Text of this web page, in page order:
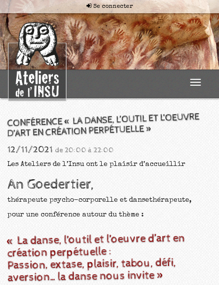
Se connecter
Toggle
CONFÉRENCE « LA DANSE, L’OUTIL ET L’OEUVRE
D’ART EN CRÉATION PERPÉTUELLE »
12/11/2021 de 20:00 à 22:00
Les Ateliers de l’Insu ont le plaisir d’accueillir
An Goedertier,
thérapeute psycho-corporelle et dansethérapeute,
pour une conférence autour du thème :
« La danse, l’outil et l’oeuvre d’art en
création perpétuelle :
Passion, extase, plaisir, tabou, défi,
aversion…la danse nous invite »